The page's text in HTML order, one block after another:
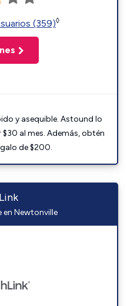
(359)◊
y asequible. Astound lo
al mes. Además, obtén
de $200.
en Newtonville